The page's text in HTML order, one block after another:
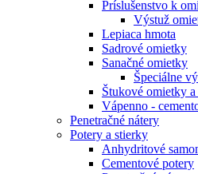
Príslušenstvo k
Výstuž
Lepiaca hmota
Sadrové omietky
Sanačné omietky
Špeciálne
Štukové omietky
Vápenno -
Penetračné nátery
Potery a stierky
Anhydritové
Cementové potery